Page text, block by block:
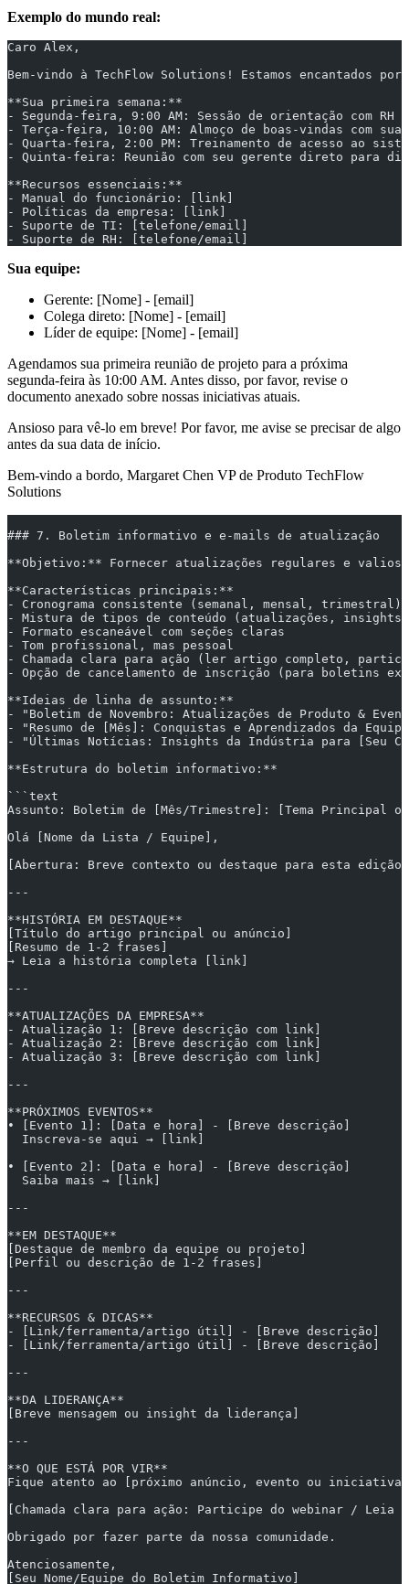
Exemplo do mundo real:
Caro Alex,
Bem-vindo à TechFlow Solutions! Estamos encantados
**Sua primeira semana:**
- Segunda-feira, 9:00 AM: Sessão de orientação com RH
- Terça-feira, 10:00 AM: Almoço de boas-vindas com sua
- Quarta-feira, 2:00 PM: Treinamento de acesso ao
- Quinta-feira: Reunião com seu gerente direto para
**Recursos essenciais:**
- Manual do funcionário: [link]
- Políticas da empresa: [link]
- Suporte de TI: [telefone/email]
- Suporte de RH: [telefone/email]
Sua equipe:
Gerente: [Nome] - [email]
Colega direto: [Nome] - [email]
Líder de equipe: [Nome] - [email]
Agendamos sua primeira reunião de projeto para a próxima
segunda-feira às 10:00 AM. Antes disso, por favor, revise o
documento anexado sobre nossas iniciativas atuais.
Ansioso para vê-lo em breve! Por favor, me avise se precisar de algo
antes da sua data de início.
Bem-vindo a bordo, Margaret Chen VP de Produto TechFlow
Solutions
### 7. Boletim informativo e e-mails de atualização
**Objetivo:** Fornecer atualizações regulares e
**Características principais:**
- Cronograma consistente (semanal, mensal, trimestral)
- Mistura de tipos de conteúdo (atualizações,
- Formato escaneável com seções claras
- Tom profissional, mas pessoal
- Chamada clara para ação (ler artigo completo,
- Opção de cancelamento de inscrição (para boletins
**Ideias de linha de assunto:**
- "Boletim de Novembro: Atualizações de Produto &
- "Resumo de [Mês]: Conquistas e Aprendizados da
- "Últimas Notícias: Insights da Indústria para [Seu
**Estrutura do boletim informativo:**
```text
Assunto: Boletim de [Mês/Trimestre]: [Tema Principal ou
Olá [Nome da Lista / Equipe],
[Abertura: Breve contexto ou destaque para esta edição]
---
**HISTÓRIA EM DESTAQUE**
[Título do artigo principal ou anúncio]
[Resumo de 1-2 frases]
→ Leia a história completa [link]
---
**ATUALIZAÇÕES DA EMPRESA**
- Atualização 1: [Breve descrição com link]
- Atualização 2: [Breve descrição com link]
- Atualização 3: [Breve descrição com link]
---
**PRÓXIMOS EVENTOS**
• [Evento 1]: [Data e hora] - [Breve descrição]
  Inscreva-se aqui → [link]
• [Evento 2]: [Data e hora] - [Breve descrição]
  Saiba mais → [link]
---
**EM DESTAQUE**
[Destaque de membro da equipe ou projeto]
[Perfil ou descrição de 1-2 frases]
---
**RECURSOS & DICAS**
- [Link/ferramenta/artigo útil] - [Breve descrição]
- [Link/ferramenta/artigo útil] - [Breve descrição]
---
**DA LIDERANÇA**
[Breve mensagem ou insight da liderança]
---
**O QUE ESTÁ POR VIR**
Fique atento ao [próximo anúncio, evento ou
[Chamada clara para ação: Participe do webinar / Leia
Obrigado por fazer parte da nossa comunidade.
Atenciosamente,
[Seu Nome/Equipe do Boletim Informativo]